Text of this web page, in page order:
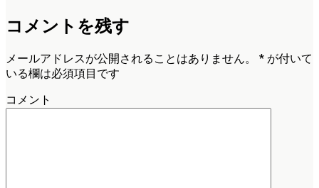
コメントを残す
メールアドレスが公開されることはありません。 * が付いて
いる欄は必須項目です
コメント